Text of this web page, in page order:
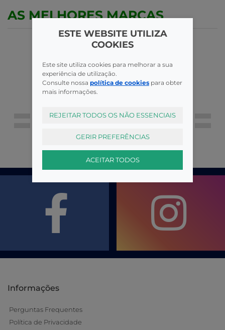
AS MELHORES MARCAS
Informações
Perguntas Frequentes
Política de Privacidade
ESTE WEBSITE UTILIZA
COOKIES
Este site utiliza cookies para melhorar a sua
experiência de utilização.
Consulte nossa política de cookies para obter
mais informações.
REJEITAR TODOS OS NÃO ESSENCIAIS
GERIR PREFERÊNCIAS
ACEITAR TODOS